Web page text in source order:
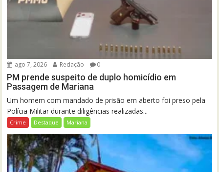
ago 7, 2026 Redação 0
PM prende suspeito de duplo homicídio em
Passagem de Mariana
Um homem com mandado de prisão em aberto foi preso pela
Polícia Militar durante diligências realizadas...
Crime Destaque Mariana